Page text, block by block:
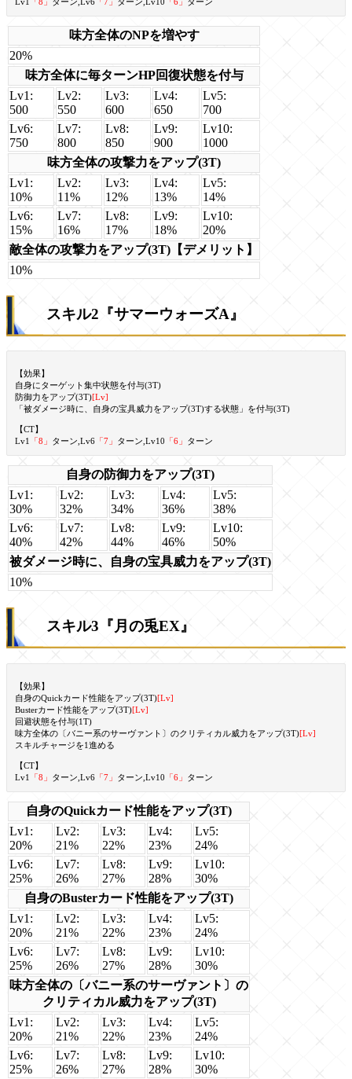
味方全体のNPを増やす
20%
味方全体に毎ターンHP回復状態を付与
Lv1:
500
Lv2:
550
Lv3:
600
Lv4:
650
Lv5:
700
Lv6:
750
Lv7:
800
Lv8:
850
Lv9:
900
Lv10:
1000
味方全体の攻撃力をアップ(3T)
Lv1:
10%
Lv2:
11%
Lv3:
12%
Lv4:
13%
Lv5:
14%
Lv6:
15%
Lv7:
16%
Lv8:
17%
Lv9:
18%
Lv10:
20%
敵全体の攻撃力をアップ(3T)【デメリット】
10%
スキル2『サマーウォーズA』
【効果】
自身にターゲット集中状態を付与(3T)
防御力をアップ(3T)[Lv]
「被ダメージ時に、自身の宝具威力をアップ(3T)する状態」を付与(3T)
【CT】
Lv1
「8」 ターン,Lv6 「7」 ターン,Lv10 「6」 ターン
自身の防御力をアップ(3T)
Lv1:
30%
Lv2:
32%
Lv3:
34%
Lv4:
36%
Lv5:
38%
Lv6:
40%
Lv7:
42%
Lv8:
44%
Lv9:
46%
Lv10:
50%
被ダメージ時に、自身の宝具威力をアップ(3T)
10%
スキル3『月の兎EX』
【効果】
自身のQuickカード性能をアップ(3T)[Lv]
Busterカード性能をアップ(3T)[Lv]
回避状態を付与(1T)
味方全体の〔バニー系のサーヴァント〕のクリティカル威力をアップ(3T)[Lv]
スキルチャージを1進める
【CT】
Lv1
「8」 ターン,Lv6 「7」 ターン,Lv10 「6」 ターン
自身のQuickカード性能をアップ(3T)
Lv1:
20%
Lv2:
21%
Lv3:
22%
Lv4:
23%
Lv5:
24%
Lv6:
25%
Lv7:
26%
Lv8:
27%
Lv9:
28%
Lv10:
30%
自身のBusterカード性能をアップ(3T)
Lv1:
20%
Lv2:
21%
Lv3:
22%
Lv4:
23%
Lv5:
24%
Lv6:
25%
Lv7:
26%
Lv8:
27%
Lv9:
28%
Lv10:
30%
味方全体の〔バニー系のサーヴァント〕の
クリティカル威力をアップ(3T)
Lv1:
20%
Lv2:
21%
Lv3:
22%
Lv4:
23%
Lv5:
24%
Lv6:
25%
Lv7:
26%
Lv8:
27%
Lv9:
28%
Lv10:
30%